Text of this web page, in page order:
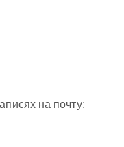
на почту: